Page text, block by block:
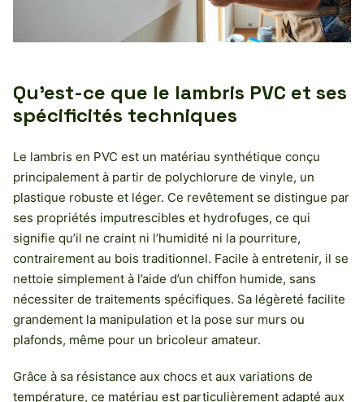
Qu’est-ce que le lambris PVC et ses
spécificités techniques
Le lambris en PVC est un matériau synthétique conçu
principalement à partir de polychlorure de vinyle, un
plastique robuste et léger. Ce revêtement se distingue par
ses propriétés imputrescibles et hydrofuges, ce qui
signifie qu’il ne craint ni l’humidité ni la pourriture,
contrairement au bois traditionnel. Facile à entretenir, il se
nettoie simplement à l’aide d’un chiffon humide, sans
nécessiter de traitements spécifiques. Sa légèreté facilite
grandement la manipulation et la pose sur murs ou
plafonds, même pour un bricoleur amateur.
Grâce à sa résistance aux chocs et aux variations de
température, ce matériau est particulièrement adapté aux